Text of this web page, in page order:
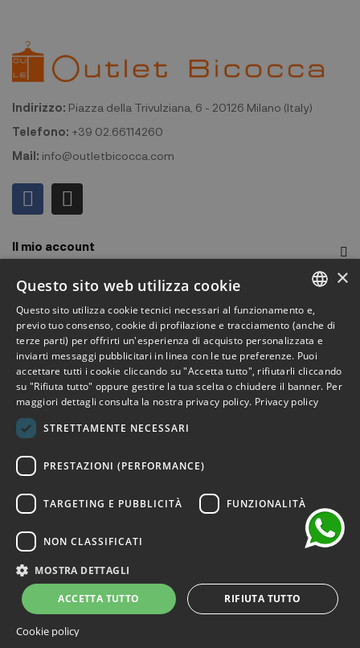
Indirizzo: Piazza della Trivulziana, 6 - 20126 Milano (Italy)
Telefono: +39 02.66114260
Mail: info@outletbicocca.com
Il mio account
Outlet Bicocca
Iscriviti alla Newsletter
Iscriviti per ricevere accesso anticipato a saldi, ultimi arrivi,
promozioni e molto altro.
©2026 Outlet Bicocca - P.IVA 06736400968 - Piazza della
Trivulziana, 6 - 20126 Milano - Italia
Powered byKForge
ITALIAN
ENGLISH
FRENCH
GERMAN
×
Questo sito web utilizza cookie
Questo sito utilizza cookie tecnici necessari al funzionamento e,
previo tuo consenso, cookie di profilazione e tracciamento (anche di
terze parti) per offrirti un'esperienza di acquisto personalizzata e
inviarti messaggi pubblicitari in linea con le tue preferenze. Puoi
accettare tutti i cookie cliccando su "Accetta tutto", rifiutarli cliccando
su "Rifiuta tutto" oppure gestire la tua scelta o chiudere il banner. Per
maggiori dettagli consulta la nostra privacy policy. Privacy policy
STRETTAMENTE NECESSARI
PRESTAZIONI (PERFORMANCE)
TARGETING E PUBBLICITÀ FUNZIONALITÀ
NON CLASSIFICATI
MOSTRA DETTAGLI
ACCETTA TUTTO RIFIUTA TUTTO
Cookie policy